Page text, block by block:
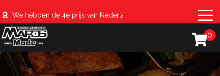
We hebben de 4e prijs van Nederland behaald met de
0